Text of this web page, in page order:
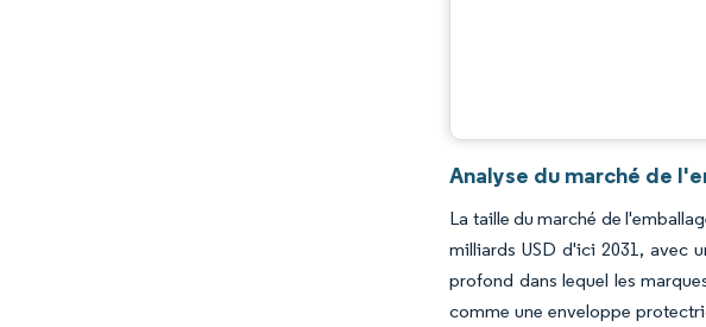
Analyse du marché de
La taille du marché de
milliards USD d'ici 2031, avec
profond dans lequel les
comme une enveloppe